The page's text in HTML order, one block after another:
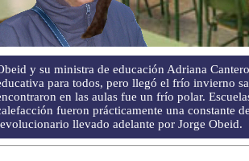
y su ministra de educación Adriana
para todos, pero llegó el frío invierno
en las aulas fue un frío polar.
fueron prácticamente una constante
llevado adelante por Jorge Obeid.